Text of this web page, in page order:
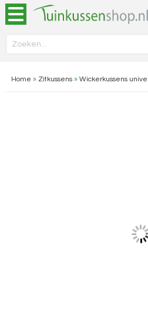
Home » Zitkussens» Wickerkussens